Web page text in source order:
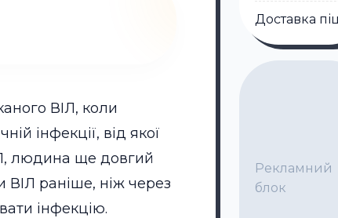
ВІЛ, коли
інфекції, від якої
людина ще довгий
ВІЛ раніше, ніж через
інфекцію.
Доставка
Рекламний
блок